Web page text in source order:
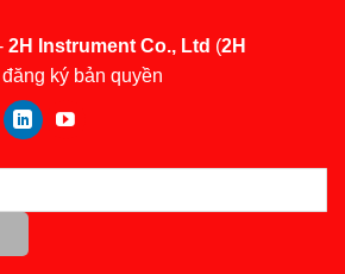
2H Instrument Co., Ltd (2H
ký bản quyền